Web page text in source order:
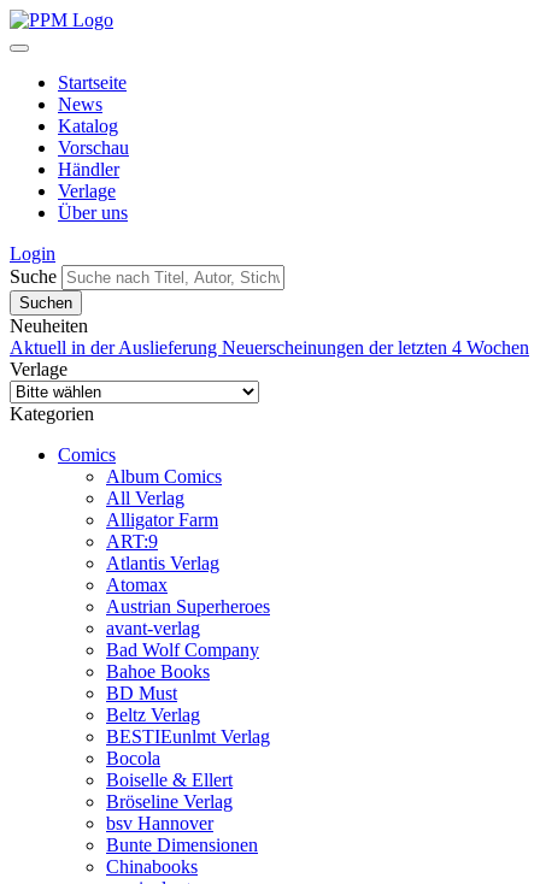
Startseite
News
Katalog
Vorschau
Händler
Verlage
Über uns
Login
Suche
Neuheiten
Aktuell in der Auslieferung Neuerscheinungen der letzten 4 Wochen
Verlage
Kategorien
Comics
Album Comics
All Verlag
Alligator Farm
ART:9
Atlantis Verlag
Atomax
Austrian Superheroes
avant-verlag
Bad Wolf Company
Bahoe Books
BD Must
Beltz Verlag
BESTIEunlmt Verlag
Bocola
Boiselle & Ellert
Bröseline Verlag
bsv Hannover
Bunte Dimensionen
Chinabooks